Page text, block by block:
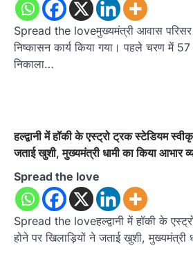
Spread the loveमुख्यमंत्री आवास
निष्कासन कार्य किया गया। पहले चरण में 57
निकाला…
हल्द्वानी में हॉकी के एस्ट्रो ट्रक स्टेडियम
जताई खुशी, मुख्यमंत्री धामी का किया आभार
Spread the love
Spread the loveहल्द्वानी में हॉकी के
होने पर खिलाड़ियों ने जताई खुशी, मुख्यमंत्री